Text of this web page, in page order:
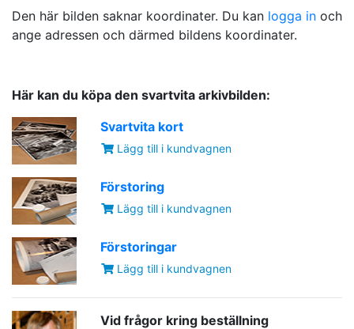
Den här bilden saknar koordinater. Du kan logga in och
ange adressen och därmed bildens koordinater.
Här kan du köpa den svartvita arkivbilden:
Svartvita kort
Lägg till i kundvagnen
Förstoring
Lägg till i kundvagnen
Förstoringar
Lägg till i kundvagnen
Vid frågor kring beställning